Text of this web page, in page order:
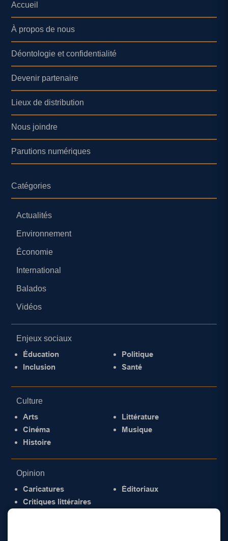
Accueil
À propos de nous
Déontologie et confidentialité
Devenir partenaire
Lieux de distribution
Nous joindre
Parutions numériques
Catégories
Actualités
Environnement
Économie
International
Balados
Vidéos
Enjeux sociaux
Éducation
Inclusion
Politique
Santé
Culture
Arts
Cinéma
Histoire
Littérature
Musique
Opinion
Caricatures
Critiques littéraires
Éditoriaux